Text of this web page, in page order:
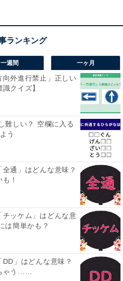
る2文字を埋めてみよう！ キ
名前もヒント
一週間 一ヶ月
向外進行禁止」正しい
クイズ】
難しい？ 空欄に入る
う
全通」はどんな意味？
！
チッケム」はどんな意
は簡単かも？
DD」はどんな意味？
ゃう……